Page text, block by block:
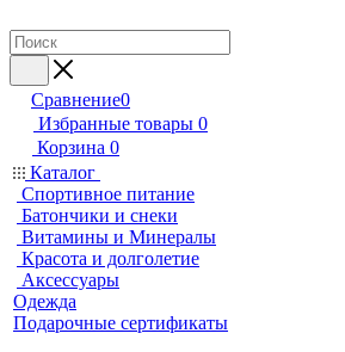
Сравнение0
Избранные товары 0
Корзина 0
Каталог
Спортивное питание
Батончики и снеки
Витамины и Минералы
Красота и долголетие
Аксессуары
Одежда
Подарочные сертификаты